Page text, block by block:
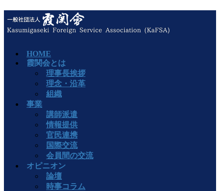
HOME
霞関会とは
理事長挨拶
理念・沿革
組織
事業
講師派遣
情報提供
官民連携
国際交流
会員間の交流
オピニオン
論壇
時事コラム